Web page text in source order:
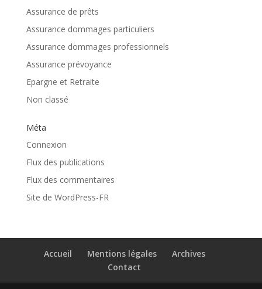
Assurance de prêts
Assurance dommages particuliers
Assurance dommages professionnels
Assurance prévoyance
Epargne et Retraite
Non classé
Méta
Connexion
Flux des publications
Flux des commentaires
Site de WordPress-FR
Accueil Mentions légales
Archives
Contact